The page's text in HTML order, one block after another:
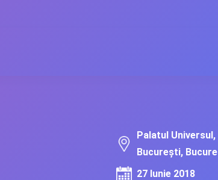
Palatul Universul,
București,
27 Iunie 2018